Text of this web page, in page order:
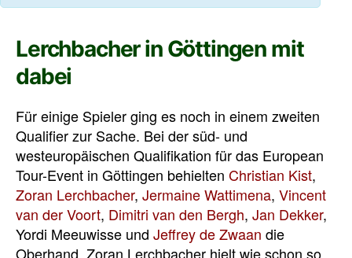
Lerchbacher in Göttingen mit
dabei
Für einige Spieler ging es noch in einem zweiten
Qualifier zur Sache. Bei der süd- und
westeuropäischen Qualifikation für das European
Tour-Event in Göttingen behielten Christian Kist,
Zoran Lerchbacher, Jermaine Wattimena, Vincent
van der Voort, Dimitri van den Bergh, Jan Dekker,
Yordi Meeuwisse und Jeffrey de Zwaan die
Oberhand. Zoran Lerchbacher hielt wie schon so